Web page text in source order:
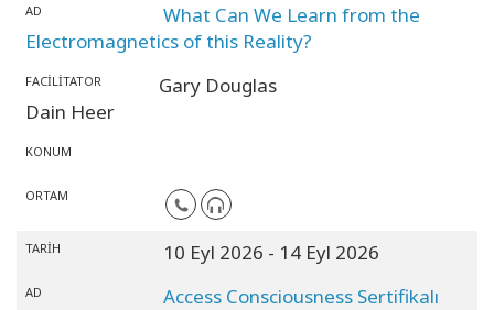
AD
What Can We Learn from the
Electromagnetics of this Reality?
FACILITATOR
Gary Douglas
Dain Heer
KONUM
ORTAM
TARIH 10 Eyl 2026 - 14 Eyl 2026
AD
Access Consciousness Sertifikalı